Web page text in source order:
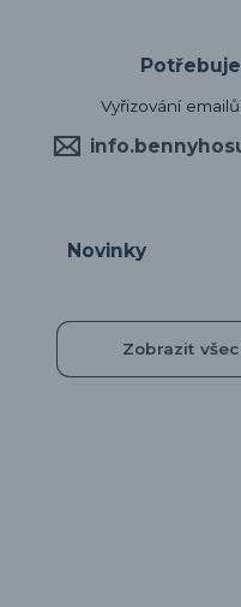
Vyřizování
Novinky
Zobrazit